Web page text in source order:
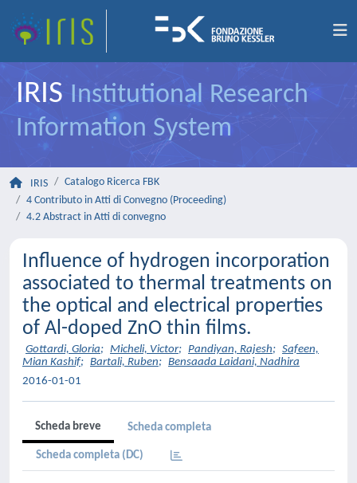
IRIS Institutional Research
Information System
IRIS
Catalogo Ricerca FBK
4 Contributo in Atti di Convegno (Proceeding)
4.2 Abstract in Atti di convegno
Influence of hydrogen incorporation
associated to thermal treatments on
the optical and electrical properties
of Al-doped ZnO thin films.
Gottardi, Gloria; Micheli, Victor; Pandiyan, Rajesh; Safeen,
Mian Kashif; Bartali, Ruben; Bensaada Laidani, Nadhira
2016-01-01
Scheda breve Scheda completa
Scheda completa (DC)